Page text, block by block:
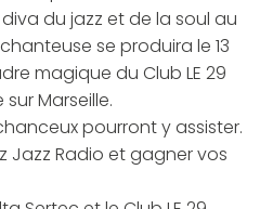
du jazz et de la soul au
se produira le 13
magique du Club LE 29
Marseille.
pourront y assister.
Jazz Radio et gagner vos